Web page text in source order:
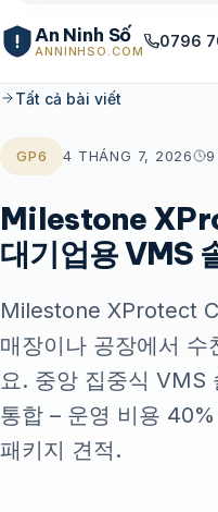
An Ninh Số
ANNINHSO.COM
0796
Tất cả bài viết
GP6 4 THÁNG 7, 2026
Milestone
대기업용 VMS
Milestone XProtect
매장이나 공장에서 수
요. 중앙 집중식 VMS
통합 – 운영 비용
패키지 견적.